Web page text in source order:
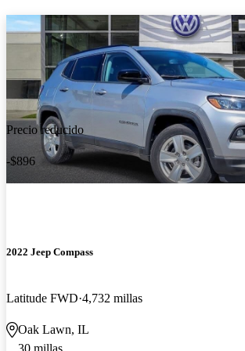
Precio reducido
-$896
2022 Jeep Compass
Latitude FWD 4,732 millas
Oak Lawn, IL